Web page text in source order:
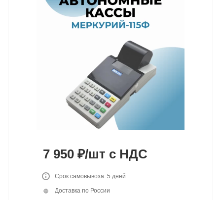
7 950 ₽/шт с НДС
Срок самовывоза: 5 дней
Доставка по России